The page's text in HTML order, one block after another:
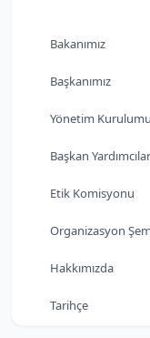
Bakanımız
Başkanımız
Yönetim
Başkan
Etik Komisyonu
Organizasyon
Hakkımızda
Tarihçe